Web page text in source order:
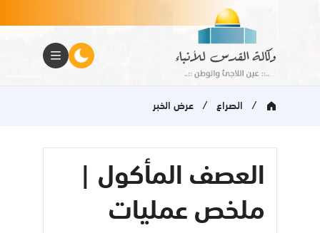
/ الصراع / عرض الخبر
العصف المأكول |
ملخص عمليات